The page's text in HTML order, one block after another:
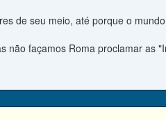
de seu meio, até porque o
não façamos Roma proclamar as